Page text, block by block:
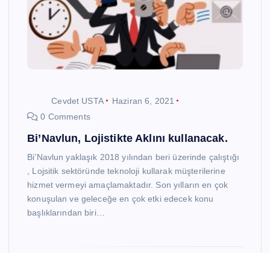
Cevdet USTA
Haziran 6, 2021
0 Comments
Bi’Navlun, Lojistikte Aklını kullanacak.
Bi’Navlun yaklaşık 2018 yılından beri üzerinde çalıştığı
, Lojsitik sektöründe teknoloji kullarak müşterilerine
hizmet vermeyi amaçlamaktadır. Son yılların en çok
konuşulan ve geleceğe en çok etki edecek konu
başlıklarından biri…